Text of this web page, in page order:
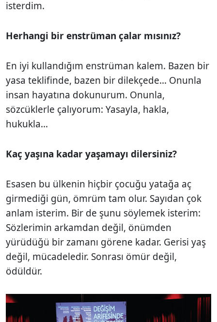
isterdim.
Herhangi bir enstrüman çalar mısınız?
En iyi kullandığım enstrüman kalem. Bazen bir
yasa teklifinde, bazen bir dilekçede... Onunla
insan hayatına dokunurum. Onunla,
sözcüklerle çalıyorum: Yasayla, hakla,
hukukla...
Kaç yaşına kadar yaşamayı dilersiniz?
Esasen bu ülkenin hiçbir çocuğu yatağa aç
girmediği gün, ömrüm tam olur. Sayıdan çok
anlam isterim. Bir de şunu söylemek isterim:
Sözlerimin arkamdan değil, önümden
yürüdüğü bir zamanı görene kadar. Gerisi yaş
değil, mücadeledir. Sonrası ömür değil,
ödüldür.